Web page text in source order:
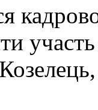
участь